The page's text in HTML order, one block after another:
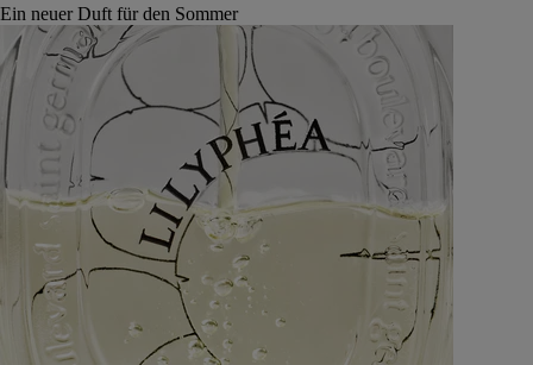
Ein neuer Duft für den Sommer